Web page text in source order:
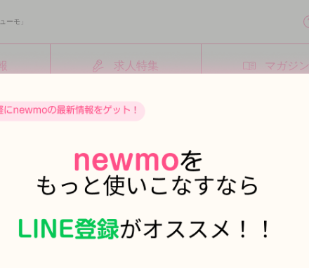
ーモ」
求人特集 マガジン
人間関係 NEW
てナイトワークで働く場合、接客だけでなく、お客様やキ